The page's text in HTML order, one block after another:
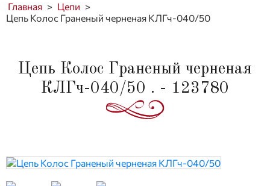
Главная > Цепи >
Цепь Колос Граненый черненая КЛГч-040/50
Цепь Колос Граненый черненая
КЛГч-040/50 . - 123780